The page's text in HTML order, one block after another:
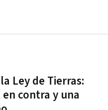
Ley de Tierras:
contra y una